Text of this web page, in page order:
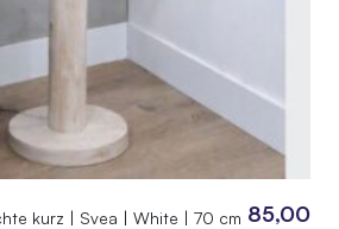
kurz | Svea | White | 70 cm 85,00